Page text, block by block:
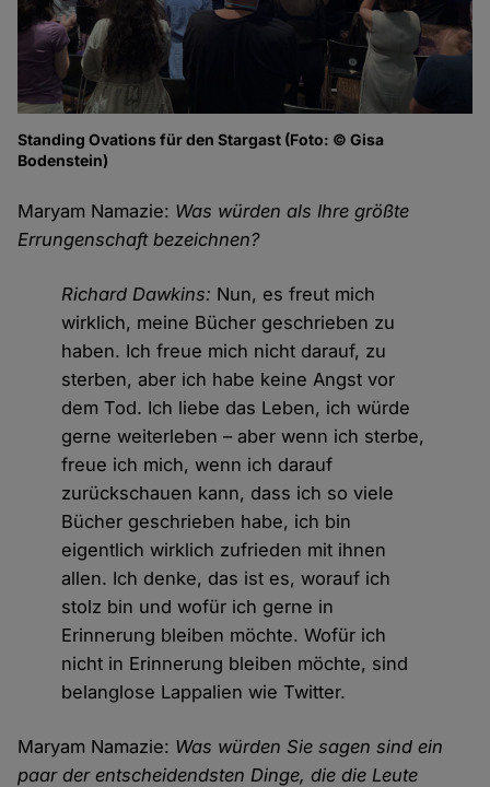
Standing Ovations für den Stargast (Foto: © Gisa
Bodenstein)
Maryam Namazie: Was würden als Ihre größte
Errungenschaft bezeichnen?
Richard Dawkins: Nun, es freut mich
wirklich, meine Bücher geschrieben zu
haben. Ich freue mich nicht darauf, zu
sterben, aber ich habe keine Angst vor
dem Tod. Ich liebe das Leben, ich würde
gerne weiterleben – aber wenn ich sterbe,
freue ich mich, wenn ich darauf
zurückschauen kann, dass ich so viele
Bücher geschrieben habe, ich bin
eigentlich wirklich zufrieden mit ihnen
allen. Ich denke, das ist es, worauf ich
stolz bin und wofür ich gerne in
Erinnerung bleiben möchte. Wofür ich
nicht in Erinnerung bleiben möchte, sind
belanglose Lappalien wie Twitter.
Maryam Namazie: Was würden Sie sagen sind ein
paar der entscheidendsten Dinge, die die Leute